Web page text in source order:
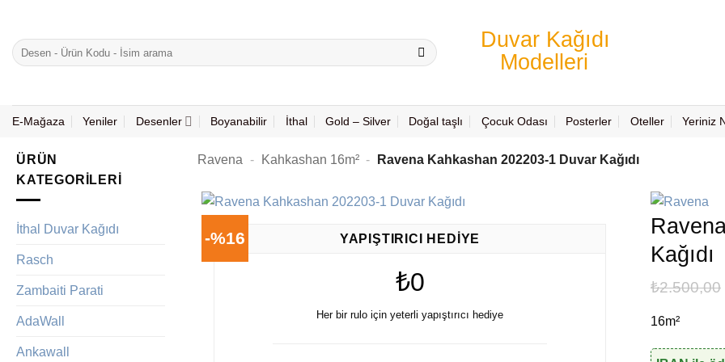
Ara:
E-Mağaza Yeniler Desenler Boyanabilir İthal Gold – Silver Doğal taşlı Çocuk Odası Posterler Oteller Yeriniz
ÜRÜN
KATEGORILERI
İthal Duvar Kağıdı
Rasch
Zambaiti Parati
AdaWall
Ankawall
Ravena - Kahkashan 16m² - Ravena Kahkashan 202203-1 Duvar Kağıdı
-%16 YAPIŞTIRICI HEDIYE
₺0
Her bir rulo için yeterli yapıştırıcı hediye
Kağıdı
₺2.500,00
16m²